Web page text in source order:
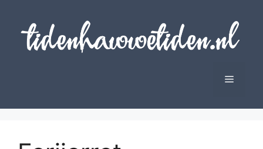
content
Menu